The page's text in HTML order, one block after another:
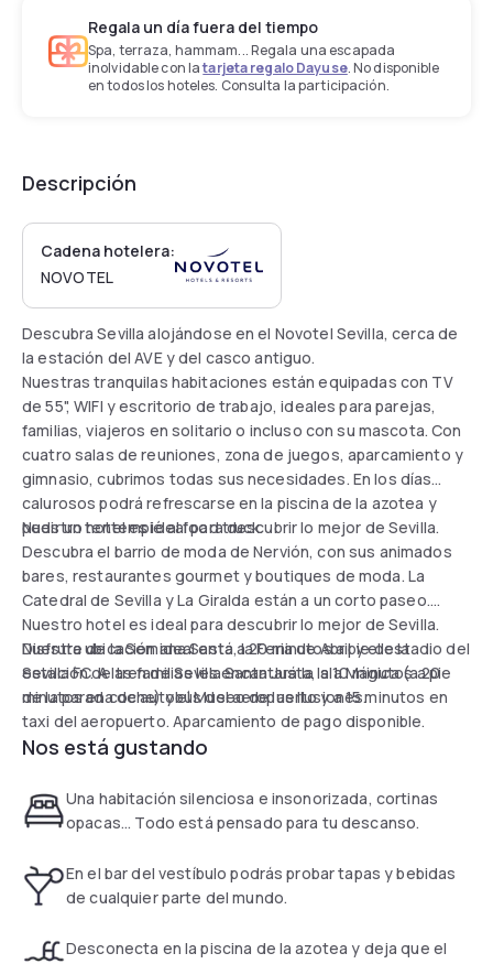
Regala un día fuera del tiempo
Spa, terraza, hammam... Regala una escapada
inolvidable con latarjeta regalo Dayuse. No disponible
en todos los hoteles. Consulta la participación.
Descripción
Cadena hotelera:
NOVOTEL
Descubra Sevilla alojándose en el Novotel Sevilla, cerca de
la estación del AVE y del casco antiguo.
Nuestras tranquilas habitaciones están equipadas con TV
de 55", WIFI y escritorio de trabajo, ideales para parejas,
familias, viajeros en solitario o incluso con su mascota. Con
cuatro salas de reuniones, zona de juegos, aparcamiento y
gimnasio, cubrimos todas sus necesidades. En los días
calurosos podrá refrescarse en la piscina de la azotea y
pedir un tentempié al food truck.
Nuestro hotel es ideal para descubrir lo mejor de Sevilla.
Descubra el barrio de moda de Nervión, con sus animados
bares, restaurantes gourmet y boutiques de moda. La
Catedral de Sevilla y La Giralda están a un corto paseo.
Nuestro hotel es ideal para descubrir lo mejor de Sevilla.
Disfrute de la Semana Santa, la Feria de Abril y el estadio del
Sevilla FC. A las familias les encantará la Isla Mágica (a 20
minutos en coche) y el Museo de las Ilusiones.
Nuestra ubicación ideal está a 20 minutos a pie de la
estación de tren de Sevilla Santa Justa, a 10 minutos a pie
de la parada de autobús del aeropuerto y a 15 minutos en
taxi del aeropuerto. Aparcamiento de pago disponible.
Nos está gustando
Una habitación silenciosa e insonorizada, cortinas
opacas... Todo está pensado para tu descanso.
En el bar del vestíbulo podrás probar tapas y bebidas
de cualquier parte del mundo.
Desconecta en la piscina de la azotea y deja que el